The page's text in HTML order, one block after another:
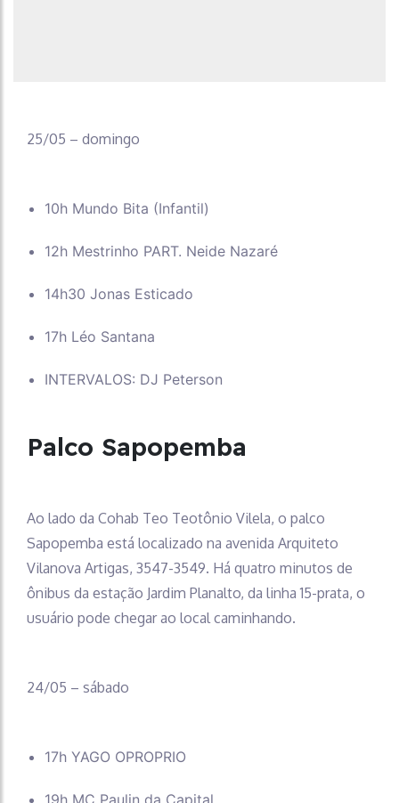
25/05 – domingo
10h Mundo Bita (Infantil)
12h Mestrinho PART. Neide Nazaré
14h30 Jonas Esticado
17h Léo Santana
INTERVALOS: DJ Peterson
Palco Sapopemba
Ao lado da Cohab Teo Teotônio Vilela, o palco
Sapopemba está localizado na avenida Arquiteto
Vilanova Artigas, 3547-3549. Há quatro minutos de
ônibus da estação Jardim Planalto, da linha 15-prata, o
usuário pode chegar ao local caminhando.
24/05 – sábado
17h YAGO OPROPRIO
19h MC Paulin da Capital